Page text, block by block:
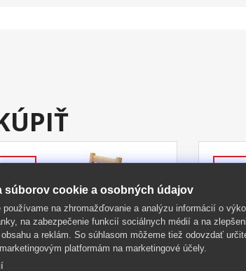
súborov cookie a osobných údajov
používame na zhromažďovanie a analýzu informácií o
na zabezpečenie funkcií sociálnych médií a na
a reklám. So súhlasom môžeme tiež odovzdať
platformám na marketingové účely.